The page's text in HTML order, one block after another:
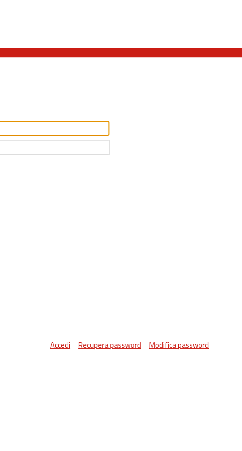
Accedi Recupera password Modifica password